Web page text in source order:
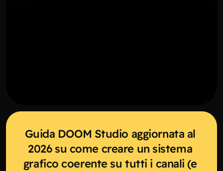
Guida DOOM Studio aggiornata al
2026 su come creare un sistema
grafico coerente su tutti i canali (e